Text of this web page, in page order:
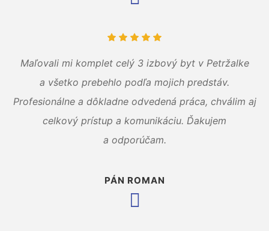
Maľovali mi komplet celý 3 izbový byt v Petržalke
a všetko prebehlo podľa mojich predstáv.
Profesionálne a dôkladne odvedená práca, chválim aj
celkový prístup a komunikáciu. Ďakujem
a odporúčam.
PÁN ROMAN